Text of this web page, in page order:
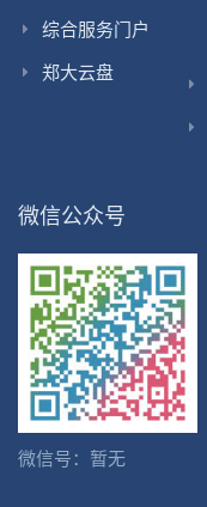
综合服务门户
郑大云盘
微信公众号
微信号：暂无